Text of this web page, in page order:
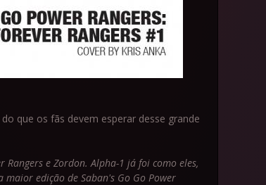
que os fãs devem esperar desse grande
e Zordon. Alpha-1 já foi como eles,
edição de Saban's Go Go Power